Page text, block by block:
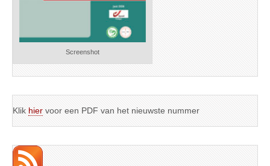
Screenshot
Klik hier voor een PDF van het nieuwste nummer